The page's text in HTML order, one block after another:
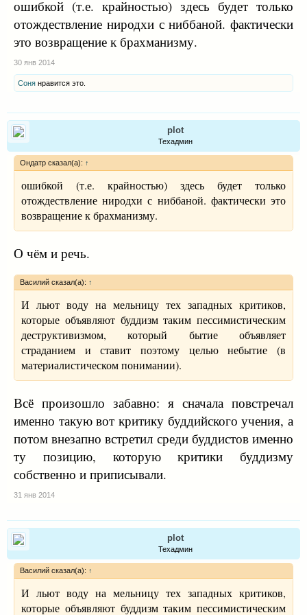
хочет попросить о чём-то Будда; 4) если
окончился срок, который был предварительно
установлен медитирующим до входа в ниродху.
состояние ниродха-самапатти равно состоянию
ниббаны
ошибкой (т.е. крайностью) здесь будет только
отождествление ниродхи с ниббаной. фактически
это возвращение к брахманизму.
30 янв 2014
Соня нравится это.
plot
Техадмин
Ондатр сказал(а): ↑
ошибкой (т.е. крайностью) здесь будет только
отождествление ниродхи с ниббаной. фактически это
возвращение к брахманизму.
О чём и речь.
Василий сказал(а): ↑
И льют воду на мельницу тех западных критиков,
которые объявляют буддизм таким пессимистическим
деструктивизмом, который бытие объявляет
страданием и ставит поэтому целью небытие (в
материалистическом понимании).
Всё произошло забавно: я сначала повстречал
именно такую вот критику буддийского учения, а
потом внезапно встретил среди буддистов именно
ту позицию, которую критики буддизму
собственно и приписывали.
31 янв 2014
plot
Техадмин
Василий сказал(а): ↑
И льют воду на мельницу тех западных критиков,
которые объявляют буддизм таким пессимистическим